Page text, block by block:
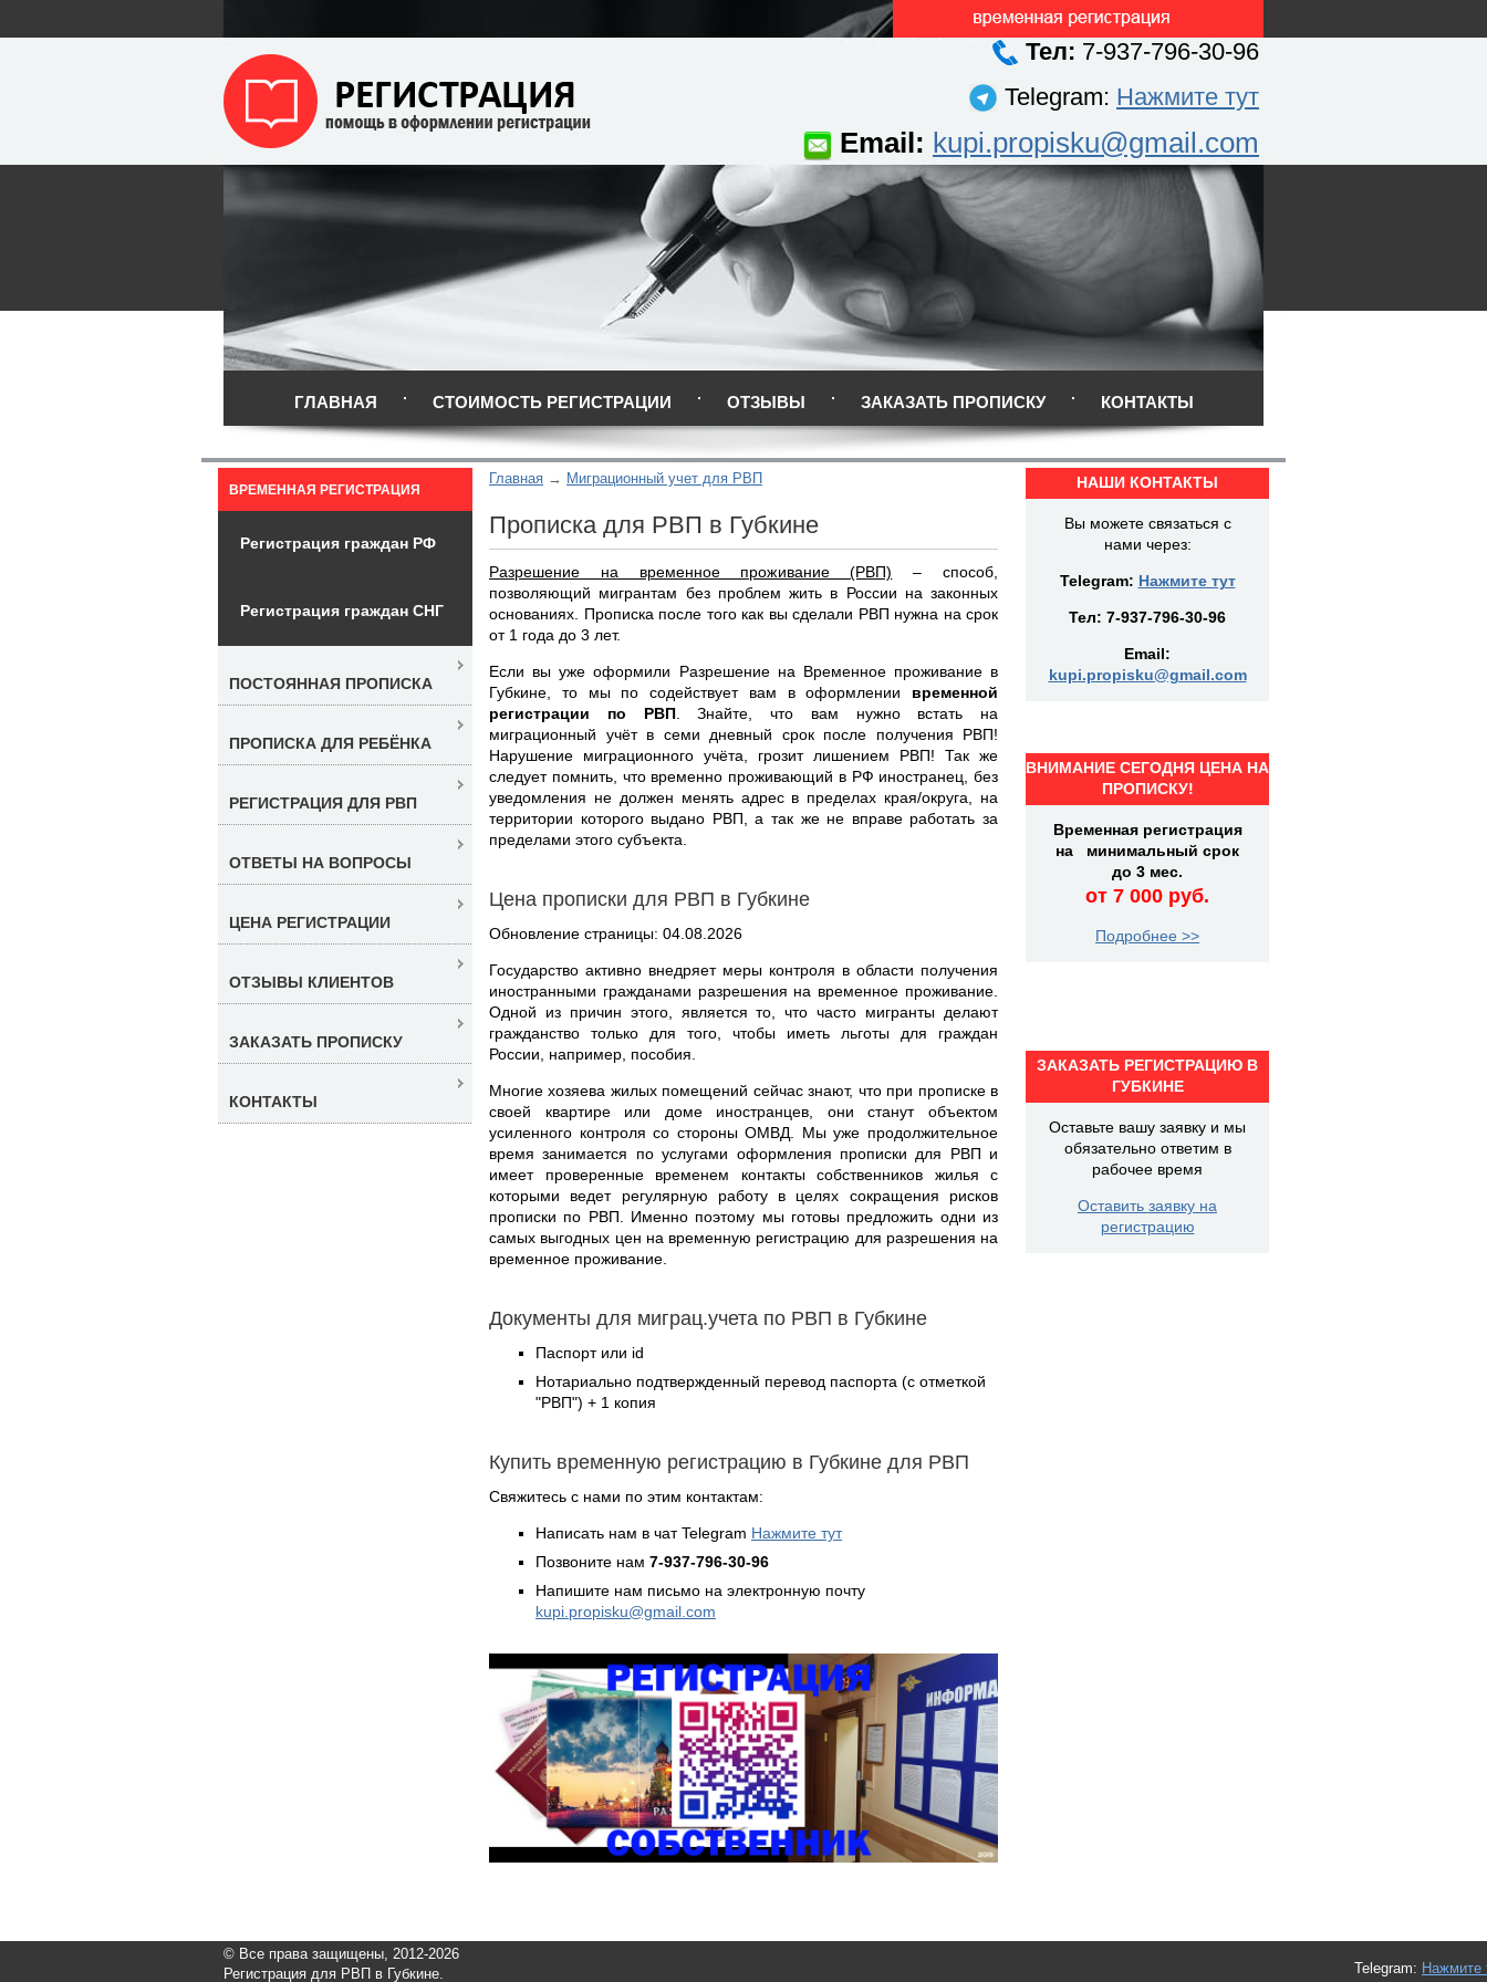
Тел: 7-937-796-30-96
Telegram: Нажмите тут
Email: kupi.propisku@gmail.com
ГЛАВНАЯ СТОИМОСТЬ РЕГИСТРАЦИИ ОТЗЫВЫ ЗАКАЗАТЬ ПРОПИСКУ КОНТАКТЫ
Главная Миграционный учет для РВП
Прописка для РВП в Губкине
Разрешение на временное проживание (РВП) – способ,
позволяющий мигрантам без проблем жить в России на законных
основаниях. Прописка после того как вы сделали РВП нужна на срок
от 1 года до 3 лет.
Если вы уже оформили Разрешение на Временное проживание в
Губкине, то мы по содействует вам в оформлении временной
регистрации по РВП. Знайте, что вам нужно встать на
миграционный учёт в семи дневный срок после получения РВП!
Нарушение миграционного учёта, грозит лишением РВП! Так же
следует помнить, что временно проживающий в РФ иностранец, без
уведомления не должен менять адрес в пределах края/округа, на
территории которого выдано РВП, а так же не вправе работать за
пределами этого субъекта.
Цена прописки для РВП в Губкине
Обновление страницы: 04.08.2026
Государство активно внедряет меры контроля в области получения
иностранными гражданами разрешения на временное проживание.
Одной из причин этого, является то, что часто мигранты делают
гражданство только для того, чтобы иметь льготы для граждан
России, например, пособия.
Многие хозяева жилых помещений сейчас знают, что при прописке в
своей квартире или доме иностранцев, они станут объектом
усиленного контроля со стороны ОМВД. Мы уже продолжительное
время занимается по услугами оформления прописки для РВП и
имеет проверенные временем контакты собственников жилья с
которыми ведет регулярную работу в целях сокращения рисков
прописки по РВП. Именно поэтому мы готовы предложить одни из
самых выгодных цен на временную регистрацию для разрешения на
временное проживание.
Документы для миграц.учета по РВП в Губкине
Паспорт или id
Нотариально подтвержденный перевод паспорта (с отметкой
"РВП") + 1 копия
Купить временную регистрацию в Губкине для РВП
Свяжитесь с нами по этим контактам:
Написать нам в чат Telegram Нажмите тут
Позвоните нам 7-937-796-30-96
Напишите нам письмо на электронную почту
kupi.propisku@gmail.com
ВРЕМЕННАЯ РЕГИСТРАЦИЯ
Регистрация граждан РФ
Регистрация граждан СНГ
ПОСТОЯННАЯ ПРОПИСКА
ПРОПИСКА ДЛЯ РЕБЁНКА
РЕГИСТРАЦИЯ ДЛЯ РВП
ОТВЕТЫ НА ВОПРОСЫ
ЦЕНА РЕГИСТРАЦИИ
ОТЗЫВЫ КЛИЕНТОВ
ЗАКАЗАТЬ ПРОПИСКУ
КОНТАКТЫ
НАШИ КОНТАКТЫ
Вы можете связаться с
нами через:
Telegram: Нажмите тут
Тел: 7-937-796-30-96
Email:
kupi.propisku@gmail.com
ВНИМАНИЕ СЕГОДНЯ ЦЕНА НА
ПРОПИСКУ!
Временная регистрация
на минимальный срок
до 3 мес.
от 7 000 руб.
Подробнее >>
ЗАКАЗАТЬ РЕГИСТРАЦИЮ В
ГУБКИНЕ
Оставьте вашу заявку и мы
обязательно ответим в
рабочее время
Оставить заявку на
регистрацию
© Все права защищены, 2012-2026
Регистрация для РВП в Губкине.
Telegram: Нажмите